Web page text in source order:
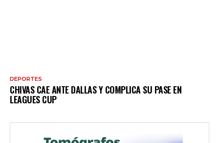
DEPORTES
CHIVAS CAE ANTE DALLAS Y COMPLICA SU PASE EN
LEAGUES CUP